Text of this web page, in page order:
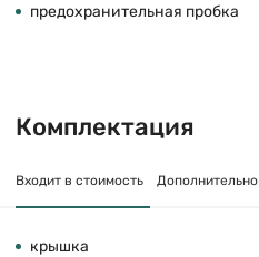
предохранительная пробка
Комплектация
Входит в стоимость Дополнительно
крышка